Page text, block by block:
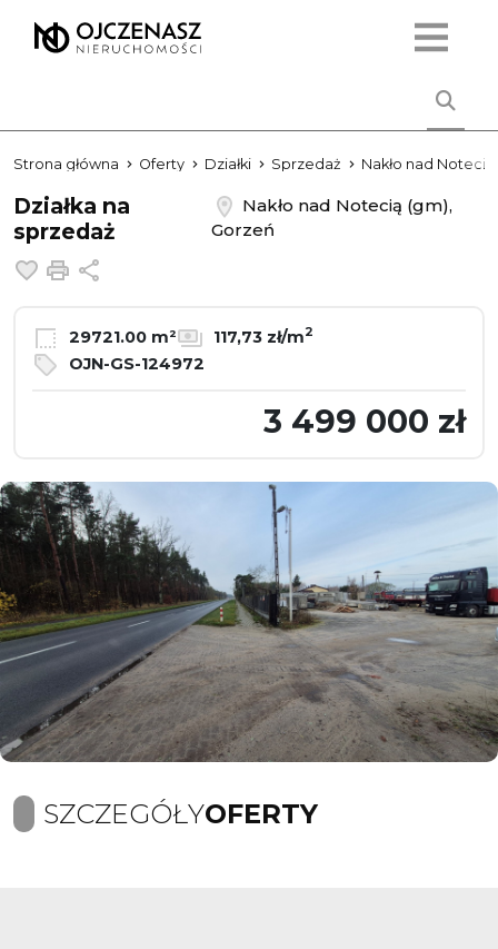
Strona główna Oferty Działki Sprzedaż Nakło nad
Działka na
sprzedaż
Nakło nad Notecią (gm),
Gorzeń
Dodaj do ulubionych
Drukuj
29721.00 m² 117,73 zł/m2
OJN-GS-124972
3 499 000 zł
SZCZEGÓŁYOFERTY